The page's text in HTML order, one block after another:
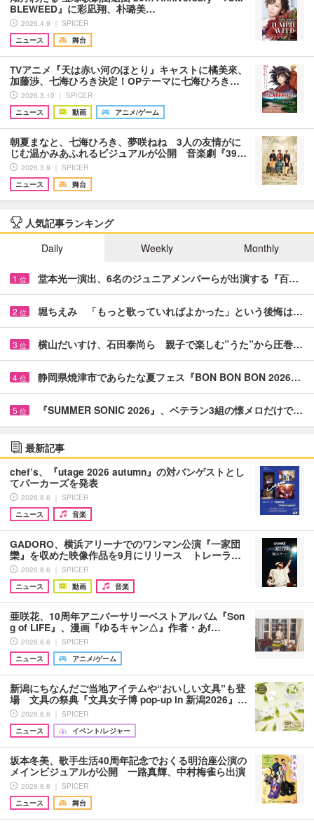
BLEWEED』に彩凪翔、朴璐美…
2026.4.9 ｜ SPICER
ニュース
舞台
TVアニメ『天は赤い河のほとり』キャストに橘美來、
加藤渉、七海ひろき決定！OPテーマに七海ひろき…
2026.3.10 ｜ SPICER
ニュース
動画 アニメ/ゲーム
朝夏まなと、七海ひろき、夢咲ねね 3人の友情がに
じむ温かみあふれるビジュアルが公開 音楽劇『39…
2026.3.9 ｜ SPICER
ニュース
舞台
人気記事ランキング
Daily
Weekly Monthly
1 位 堂本光一演出、6名のジュニアメンバーらが出演する『百…
2 位 堀ちえみ 「もっと歌っていればよかった」という後悔は…
3 位 横山だいすけ、石田泰尚ら 親子で楽しむ”うた”から圧巻…
4 位 静岡県焼津市であらたな夏フェス『BON BON BON 2026…
5 位 『SUMMER SONIC 2026』、ベテラン3組の懐メロだけで…
最新記事
chef’s、『utage 2026 autumn』の対バンゲストとし
てパーカーズを発表
2026.8.6 ｜ SPICER
ニュース
音楽
GADORO、横浜アリーナでのワンマン公演『一家団
欒』を収めた映像作品を9月にリリース トレーラ…
2026.8.6 ｜ SPICER
ニュース
動画 音楽
亜咲花、10周年アニバーサリーベストアルバム『Son
g of LIFE』、漫画『ゆるキャン△』作者・あf…
2026.8.6 ｜ SPICER
ニュース
アニメ/ゲーム
新潟にちなんだご当地アイテムや“おいしい文具”も登
場 文具の祭典『文具女子博 pop-up in 新潟2026』…
2026.8.6 ｜ SPICER
ニュース
イベント/レジャー
坂本冬美、歌手生活40周年記念でおくる明治座公演の
メインビジュアルが公開 一路真輝、中村梅雀ら出演
2026.8.6 ｜ SPICER
ニュース
舞台